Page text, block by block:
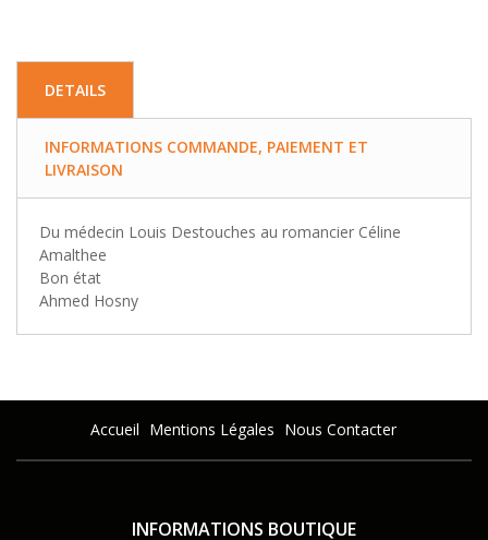
DETAILS
INFORMATIONS COMMANDE, PAIEMENT ET
LIVRAISON
Du médecin Louis Destouches au romancier Céline
Amalthee
Bon état
Ahmed Hosny
Accueil Mentions Légales Nous Contacter
INFORMATIONS BOUTIQUE